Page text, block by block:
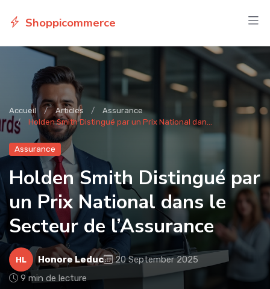
Shoppicommerce
Accueil Articles
Assurance
Holden Smith Distingué par un Prix National dan...
Assurance
Holden Smith Distingué par
un Prix National dans le
Secteur de l’Assurance
HL Honore Leduc
20 September 2025
9 min de lecture